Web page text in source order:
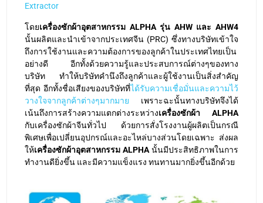
Extractor
โดยเครื่องซักผ้าอุตสาหกรรม ALPHA รุ่น AHW และ AHW4
นั้นผลิตและนำเข้าจากประเทศจีน (PRC) ซึ่งทางบริษัทเข้าใจ
ถึงการใช้งานและความต้องการของลูกค้าในประเทศไทยเป็น
อย่างดี อีกทั้งด้วยความรู้และประสบการณ์ต่างๆของทาง
บริษัท ทำให้บริษัทคำนึงถึงลูกค้าและผู้ใช้งานเป็นสิ่งสำคัญ
ที่สุด อีกทั้งชื่อเสียงของบริษัทที่ได้รับความเชื่อมั่นและความไว้
วางใจจากลูกค้าต่างๆมากมาย เพราะฉะนั้นทางบริษัทจึงได้
เน้นถึงการสร้างความแตกต่างระหว่างเครื่องซักผ้า ALPHA
กับเครื่องซักผ้าจีนทั่วไป ด้วยการสั่งโรงงานผู้ผลิตเป็นกรณี
พิเศษเพื่อเปลี่ยนอุปกรณ์และอะไหล่บางส่วนโดยเฉพาะ ส่งผล
ให้เครื่องซักผ้าอุตสาหกรรม ALPHA นั้นมีประสิทธิภาพในการ
ทำงานดียิ่งขึ้น และมีความแข็งแรง ทนทานมากยิ่งขึ้นอีกด้วย